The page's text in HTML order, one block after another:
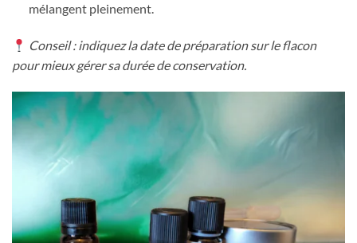
mélangent pleinement.
Conseil : indiquez la date de préparation sur le flacon
pour mieux gérer sa durée de conservation.